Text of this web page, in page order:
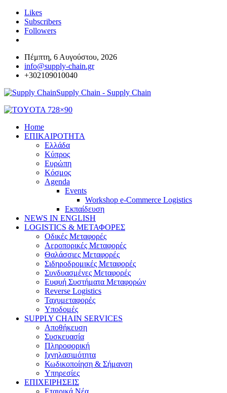
Likes
Subscribers
Followers
Πέμπτη, 6 Αυγούστου, 2026
info@supply-chain.gr
+302109010040
Supply Chain - Supply Chain
Home
ΕΠΙΚΑΙΡΟΤΗΤΑ
Ελλάδα
Κύπρος
Ευρώπη
Κόσμος
Agenda
Events
Workshop e-Commerce Logistics
Εκπαίδευση
NEWS IN ENGLISH
LOGISTICS & ΜΕΤΑΦΟΡΕΣ
Οδικές Μεταφορές
Αεροπορικές Μεταφορές
Θαλάσσιες Μεταφορές
Σιδηροδρομικές Μεταφορές
Συνδυασμένες Μεταφορές
Ευφυή Συστήματα Μεταφορών
Reverse Logistics
Ταχυμεταφορές
Υποδομές
SUPPLY CHAIN SERVICES
Αποθήκευση
Συσκευασία
Πληροφορική
Ιχνηλασιμότητα
Κωδικοποίηση & Σήμανση
Υπηρεσίες
ΕΠΙΧΕΙΡΗΣΕΙΣ
Εταιρικά Νέα